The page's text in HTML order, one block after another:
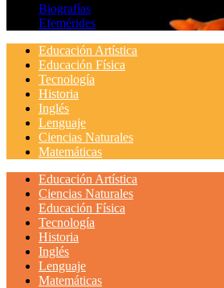
Biografías
Efemérides
Educación Artística
Educación Física
Tecnología
Historia
Inglés
Lenguaje
Ciencias Naturales
Matemáticas
Educación Artística
Ciencias Naturales
Educación Física
Tecnología
Historia
Inglés
Lenguaje
Matemáticas